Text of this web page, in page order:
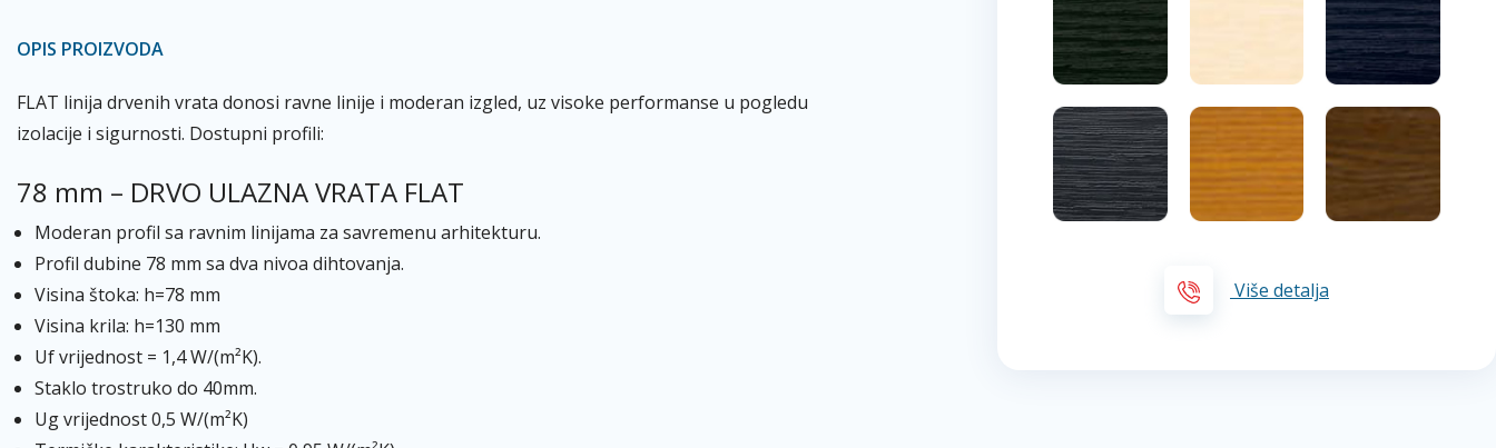
OPIS PROIZVODA
FLAT linija drvenih vrata donosi ravne linije i moderan izgled, uz visoke performanse u pogledu
izolacije i sigurnosti. Dostupni profili:
78 mm – DRVO ULAZNA VRATA FLAT
Moderan profil sa ravnim linijama za savremenu arhitekturu.
Profil dubine 78 mm sa dva nivoa dihtovanja.
Visina štoka: h=78 mm
Visina krila: h=130 mm
Uf vrijednost = 1,4 W/(m²K).
Staklo trostruko do 40mm.
Ug vrijednost 0,5 W/(m²K)
Više detalja